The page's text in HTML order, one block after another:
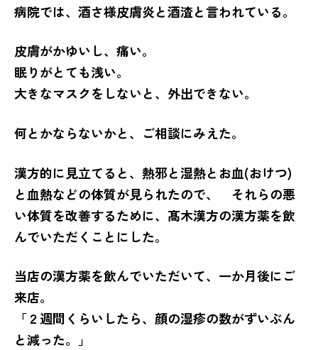
病院では、酒さ様皮膚炎と酒渣と言われている。
皮膚がかゆいし、痛い。
眠りがとても浅い。
大きなマスクをしないと、外出できない。
何とかならないかと、ご相談にみえた。
漢方的に見立てると、熱邪と湿熱とお血(おけつ)
と血熱などの体質が見られたので、 それらの悪
い体質を改善するために、髙木漢方の漢方薬を飲
んでいただくことにした。
当店の漢方薬を飲んでいただいて、一か月後にご
来店。
「２週間くらいしたら、顔の湿疹の数がずいぶん
と減った。」